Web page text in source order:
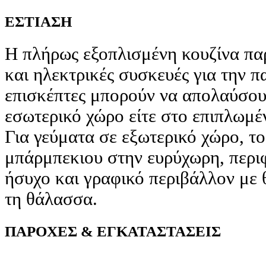
ΕΣΤΙΑΣΗ
Η πλήρως εξοπλισμένη κουζίνα
και ηλεκτρικές συσκευές για την
επισκέπτες μπορούν να
εσωτερικό χώρο είτε στο
Για γεύματα σε εξωτερικό χώρο,
μπάρμπεκιου στην ευρύχωρη,
ήσυχο και γραφικό περιβάλλον
τη θάλασσα.
ΠΑΡΟΧΕΣ & ΕΓΚΑΤΑΣΤΑΣΕΙΣ